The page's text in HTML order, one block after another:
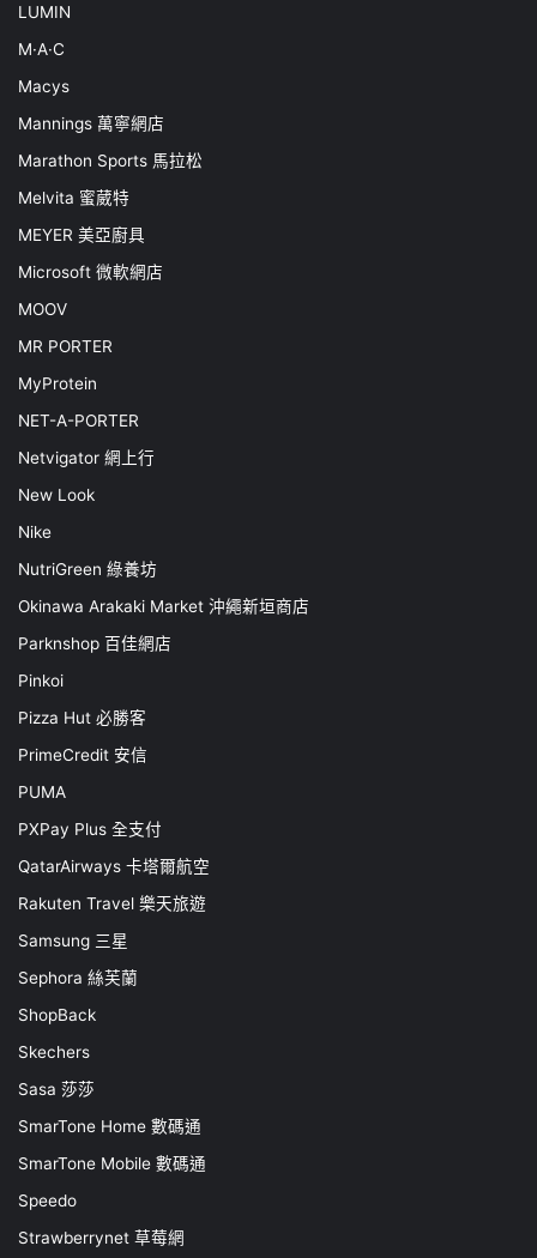
LUMIN
M·A·C
Macys
Mannings 萬寧網店
Marathon Sports 馬拉松
Melvita 蜜葳特
MEYER 美亞廚具
Microsoft 微軟網店
MOOV
MR PORTER
MyProtein
NET-A-PORTER
Netvigator 網上行
New Look
Nike
NutriGreen 綠養坊
Okinawa Arakaki Market 沖繩新垣商店
Parknshop 百佳網店
Pinkoi
Pizza Hut 必勝客
PrimeCredit 安信
PUMA
PXPay Plus 全支付
QatarAirways 卡塔爾航空
Rakuten Travel 樂天旅遊
Samsung 三星
Sephora 絲芙蘭
ShopBack
Skechers
Sasa 莎莎
SmarTone Home 數碼通
SmarTone Mobile 數碼通
Speedo
Strawberrynet 草莓網